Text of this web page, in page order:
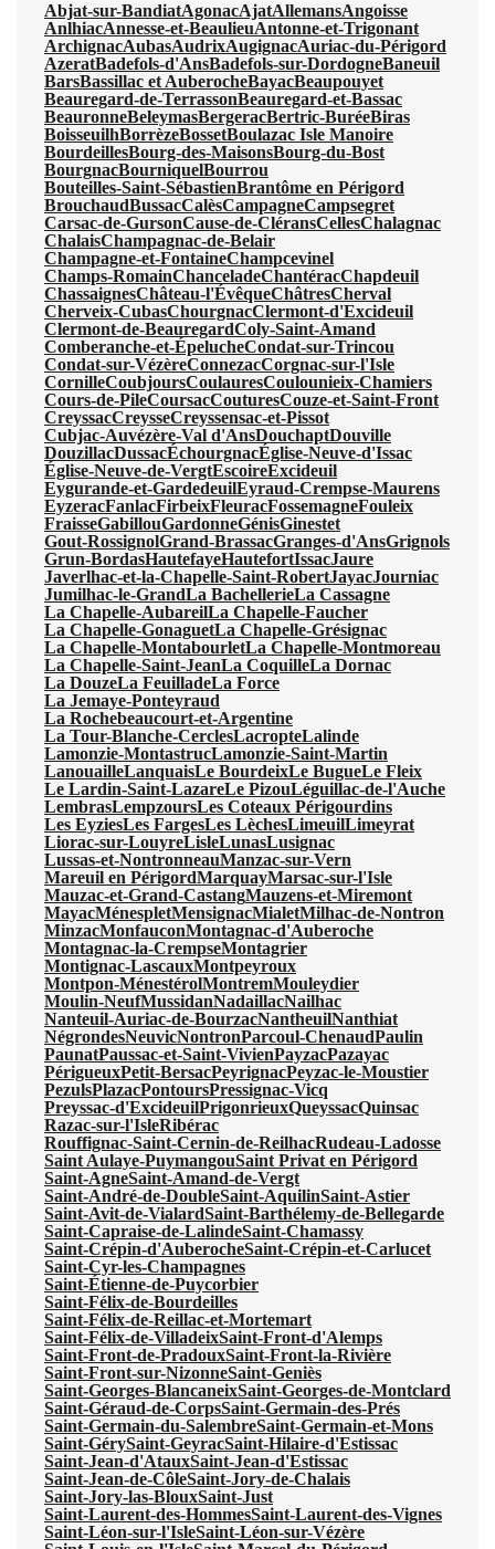
Abjat-sur-BandiatAgonacAjatAllemansAngoisse
AnlhiacAnnesse-et-BeaulieuAntonne-et-Trigonant
ArchignacAubasAudrixAugignacAuriac-du-Périgord
AzeratBadefols-d'AnsBadefols-sur-DordogneBaneuil
BarsBassillac et AuberocheBayacBeaupouyet
Beauregard-de-TerrassonBeauregard-et-Bassac
BeauronneBeleymasBergeracBertric-BuréeBiras
BoisseuilhBorrèzeBossetBoulazac Isle Manoire
BourdeillesBourg-des-MaisonsBourg-du-Bost
BourgnacBourniquelBourrou
Bouteilles-Saint-SébastienBrantôme en Périgord
BrouchaudBussacCalèsCampagneCampsegret
Carsac-de-GursonCause-de-CléransCellesChalagnac
ChalaisChampagnac-de-Belair
Champagne-et-FontaineChampcevinel
Champs-RomainChanceladeChantéracChapdeuil
ChassaignesChâteau-l'ÉvêqueChâtresCherval
Cherveix-CubasChourgnacClermont-d'Excideuil
Clermont-de-BeauregardColy-Saint-Amand
Comberanche-et-ÉpelucheCondat-sur-Trincou
Condat-sur-VézèreConnezacCorgnac-sur-l'Isle
CornilleCoubjoursCoulauresCoulounieix-Chamiers
Cours-de-PileCoursacCouturesCouze-et-Saint-Front
CreyssacCreysseCreyssensac-et-Pissot
Cubjac-Auvézère-Val d'AnsDouchaptDouville
DouzillacDussacÉchourgnacÉglise-Neuve-d'Issac
Église-Neuve-de-VergtEscoireExcideuil
Eygurande-et-GardedeuilEyraud-Crempse-Maurens
EyzeracFanlacFirbeixFleuracFossemagneFouleix
FraisseGabillouGardonneGénisGinestet
Gout-RossignolGrand-BrassacGranges-d'AnsGrignols
Grun-BordasHautefayeHautefortIssacJaure
Javerlhac-et-la-Chapelle-Saint-RobertJayacJourniac
Jumilhac-le-GrandLa BachellerieLa Cassagne
La Chapelle-AubareilLa Chapelle-Faucher
La Chapelle-GonaguetLa Chapelle-Grésignac
La Chapelle-MontabourletLa Chapelle-Montmoreau
La Chapelle-Saint-JeanLa CoquilleLa Dornac
La DouzeLa FeuilladeLa Force
La Jemaye-Ponteyraud
La Rochebeaucourt-et-Argentine
La Tour-Blanche-CerclesLacropteLalinde
Lamonzie-MontastrucLamonzie-Saint-Martin
LanouailleLanquaisLe BourdeixLe BugueLe Fleix
Le Lardin-Saint-LazareLe PizouLéguillac-de-l'Auche
LembrasLempzoursLes Coteaux Périgourdins
Les EyziesLes FargesLes LèchesLimeuilLimeyrat
Liorac-sur-LouyreLisleLunasLusignac
Lussas-et-NontronneauManzac-sur-Vern
Mareuil en PérigordMarquayMarsac-sur-l'Isle
Mauzac-et-Grand-CastangMauzens-et-Miremont
MayacMénespletMensignacMialetMilhac-de-Nontron
MinzacMonfauconMontagnac-d'Auberoche
Montagnac-la-CrempseMontagrier
Montignac-LascauxMontpeyroux
Montpon-MénestérolMontremMouleydier
Moulin-NeufMussidanNadaillacNailhac
Nanteuil-Auriac-de-BourzacNantheuilNanthiat
NégrondesNeuvicNontronParcoul-ChenaudPaulin
PaunatPaussac-et-Saint-VivienPayzacPazayac
PérigueuxPetit-BersacPeyrignacPeyzac-le-Moustier
PezulsPlazacPontoursPressignac-Vicq
Preyssac-d'ExcideuilPrigonrieuxQueyssacQuinsac
Razac-sur-l'IsleRibérac
Rouffignac-Saint-Cernin-de-ReilhacRudeau-Ladosse
Saint Aulaye-PuymangouSaint Privat en Périgord
Saint-AgneSaint-Amand-de-Vergt
Saint-André-de-DoubleSaint-AquilinSaint-Astier
Saint-Avit-de-VialardSaint-Barthélemy-de-Bellegarde
Saint-Capraise-de-LalindeSaint-Chamassy
Saint-Crépin-d'AuberocheSaint-Crépin-et-Carlucet
Saint-Cyr-les-Champagnes
Saint-Étienne-de-Puycorbier
Saint-Félix-de-Bourdeilles
Saint-Félix-de-Reillac-et-Mortemart
Saint-Félix-de-VilladeixSaint-Front-d'Alemps
Saint-Front-de-PradouxSaint-Front-la-Rivière
Saint-Front-sur-NizonneSaint-Geniès
Saint-Georges-BlancaneixSaint-Georges-de-Montclard
Saint-Géraud-de-CorpsSaint-Germain-des-Prés
Saint-Germain-du-SalembreSaint-Germain-et-Mons
Saint-GérySaint-GeyracSaint-Hilaire-d'Estissac
Saint-Jean-d'AtauxSaint-Jean-d'Estissac
Saint-Jean-de-CôleSaint-Jory-de-Chalais
Saint-Jory-las-BlouxSaint-Just
Saint-Laurent-des-HommesSaint-Laurent-des-Vignes
Saint-Léon-sur-l'IsleSaint-Léon-sur-Vézère